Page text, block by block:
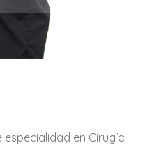
en Cirugía